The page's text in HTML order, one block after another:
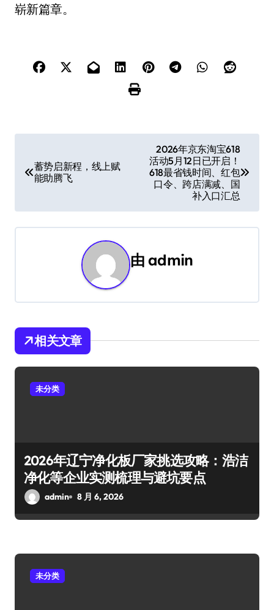
崭新篇章。
章
航
蓄势启新程，线上赋
能助腾飞
2026年京东淘宝618
活动5月12日已开启！
618最省钱时间、红包
口令、跨店满减、国
补入口汇总
由admin
相关文章
未分类
2026年辽宁净化板厂家挑选攻略：浩洁
净化等企业实测梳理与避坑要点
admin 8 月 6, 2026
未分类